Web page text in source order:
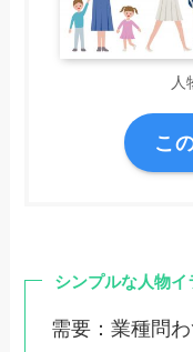
人
こ
シンプルな人物イ
需要：業種問